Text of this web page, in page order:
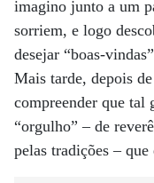
imagino junto a um
sorriem, e logo
desejar “boas-
Mais tarde, depois
compreender que tal
“orgulho” – de
pelas tradições –